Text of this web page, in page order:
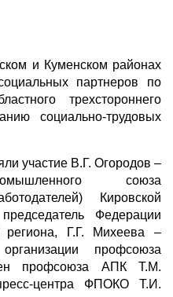
и Куменском районах
партнеров по
трехстороннего
социально-трудовых
участие В.Г. Огородов –
союза
Кировской
Федерации
региона, Г.Г. Михеева –
профсоюза
профсоюза АПК Т.М.
центра ФПОКО Т.И.